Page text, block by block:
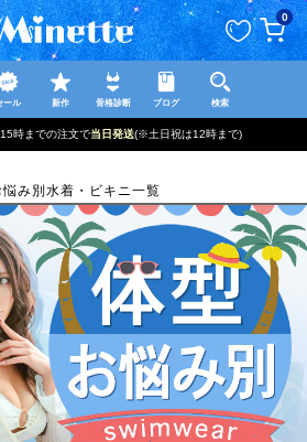
0
ール 新作 骨格診断 ブログ 検索
時までの注文で当日発送(※土日祝は12時まで)
み別水着・ビキニ一覧
ペー
ジト
ップ